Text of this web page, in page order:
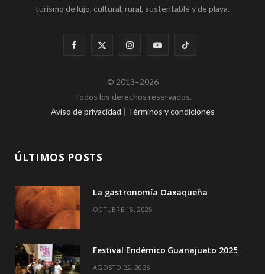
turismo de lujo, cultural, rural, sustentable y de playa.
F
e
o
k
T
w
e
I
s
t
a
Y
T
T
T
© 2013–2026
Todos los derechos reservados.
Aviso de privacidad | Términos y condiciones
ÚLTIMOS POSTS
La gastronomía Oaxaqueña
OCTUBRE 15, 2025
Festival Endémico Guanajuato 2025
AGOSTO 22, 2025